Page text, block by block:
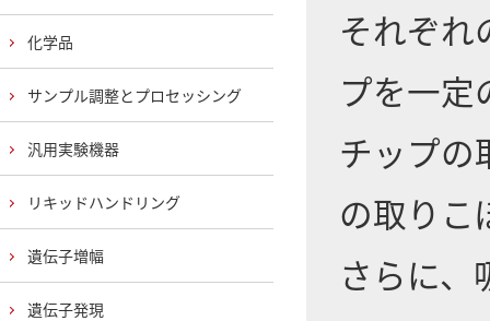
それぞれ
プを一定
チップの
の取りこ
さらに、
化学品
サンプル調整とプロセッシング
汎用実験機器
リキッドハンドリング
遺伝子増幅
遺伝子発現